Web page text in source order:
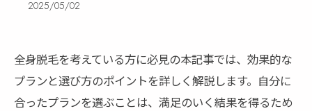
2025/05/02
全身脱毛を考えている方に必見の本記事では、効果的な
プランと選び方のポイントを詳しく解説します。自分に
合ったプランを選ぶことは、満足のいく結果を得るため